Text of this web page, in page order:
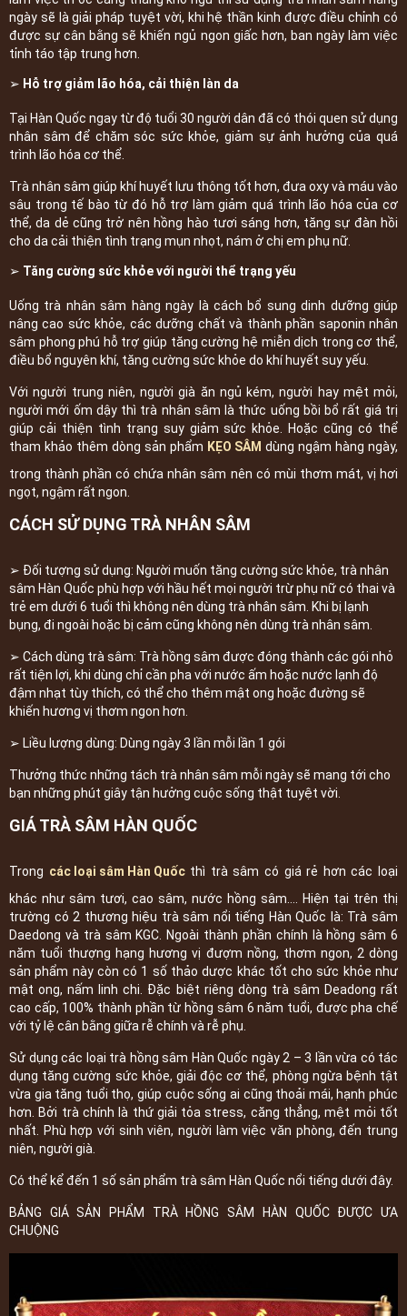
ngày sẽ là giải pháp tuyệt vời, khi hệ thần kinh được điều chỉnh có
được sự cân bằng sẽ khiến ngủ ngon giấc hơn, ban ngày làm việc
tỉnh táo tập trung hơn.
➢ Hỗ trợ giảm lão hóa, cải thiện làn da
Tại Hàn Quốc ngay từ độ tuổi 30 người dân đã có thói quen sử dụng
nhân sâm để chăm sóc sức khỏe, giảm sự ảnh hưởng của quá
trình lão hóa cơ thể.
Trà nhân sâm giúp khí huyết lưu thông tốt hơn, đưa oxy và máu vào
sâu trong tế bào từ đó hỗ trợ làm giảm quá trình lão hóa của cơ
thể, da dẻ cũng trở nên hồng hào tươi sáng hơn, tăng sự đàn hồi
cho da cải thiện tình trạng mụn nhọt, nám ở chị em phụ nữ.
➢ Tăng cường sức khỏe với người thể trạng yếu
Uống trà nhân sâm hàng ngày là cách bổ sung dinh dưỡng giúp
nâng cao sức khỏe, các dưỡng chất và thành phần saponin nhân
sâm phong phú hỗ trợ giúp tăng cường hệ miễn dịch trong cơ thể,
điều bổ nguyên khí, tăng cường sức khỏe do khí huyết suy yếu.
Với người trung niên, người già ăn ngủ kém, người hay mệt mỏi,
người mới ốm dậy thì trà nhân sâm là thức uống bồi bổ rất giá trị
giúp cải thiện tình trạng suy giảm sức khỏe. Hoặc cũng có thể
tham khảo thêm dòng sản phẩm KẸO SÂM dùng ngậm hàng ngày,
trong thành phần có chứa nhân sâm nên có mùi thơm mát, vị hơi
ngọt, ngậm rất ngon.
CÁCH SỬ DỤNG TRÀ NHÂN SÂM
➢ Đối tượng sử dụng: Người muốn tăng cường sức khỏe, trà nhân
sâm Hàn Quốc phù hợp với hầu hết mọi người trừ phụ nữ có thai và
trẻ em dưới 6 tuổi thì không nên dùng trà nhân sâm. Khi bị lạnh
bụng, đi ngoài hoặc bị cảm cũng không nên dùng trà nhân sâm.
➢ Cách dùng trà sâm: Trà hồng sâm được đóng thành các gói nhỏ
rất tiện lợi, khi dùng chỉ cần pha với nước ấm hoặc nước lạnh độ
đậm nhạt tùy thích, có thể cho thêm mật ong hoặc đường sẽ
khiến hương vị thơm ngon hơn.
➢ Liều lượng dùng: Dùng ngày 3 lần mỗi lần 1 gói
Thưởng thức những tách trà nhân sâm mỗi ngày sẽ mang tới cho
bạn những phút giây tận hưởng cuộc sống thật tuyệt vời.
GIÁ TRÀ SÂM HÀN QUỐC
Trong các loại sâm Hàn Quốcthì trà sâm có giá rẻ hơn các loại
khác như sâm tươi, cao sâm, nước hồng sâm.... Hiện tại trên thị
trường có 2 thương hiệu trà sâm nổi tiếng Hàn Quốc là: Trà sâm
Daedong và trà sâm KGC. Ngoài thành phần chính là hồng sâm 6
năm tuổi thượng hạng hương vị đượm nồng, thơm ngon, 2 dòng
sản phẩm này còn có 1 số thảo dược khác tốt cho sức khỏe như
mật ong, nấm linh chi. Đặc biệt riêng dòng trà sâm Deadong rất
cao cấp, 100% thành phần từ hồng sâm 6 năm tuổi, được pha chế
với tỷ lệ cân bằng giữa rễ chính và rễ phụ.
Sử dụng các loại trà hồng sâm Hàn Quốc ngày 2 – 3 lần vừa có tác
dụng tăng cường sức khỏe, giải độc cơ thể, phòng ngừa bệnh tật
vừa gia tăng tuổi thọ, giúp cuộc sống ai cũng thoải mái, hạnh phúc
hơn. Bởi trà chính là thứ giải tỏa stress, căng thẳng, mệt mỏi tốt
nhất. Phù hợp với sinh viên, người làm việc văn phòng, đến trung
niên, người già.
Có thể kể đến 1 số sản phẩm trà sâm Hàn Quốc nổi tiếng dưới đây.
BẢNG GIÁ SẢN PHẨM TRÀ HỒNG SÂM HÀN QUỐC ĐƯỢC ƯA
CHUỘNG